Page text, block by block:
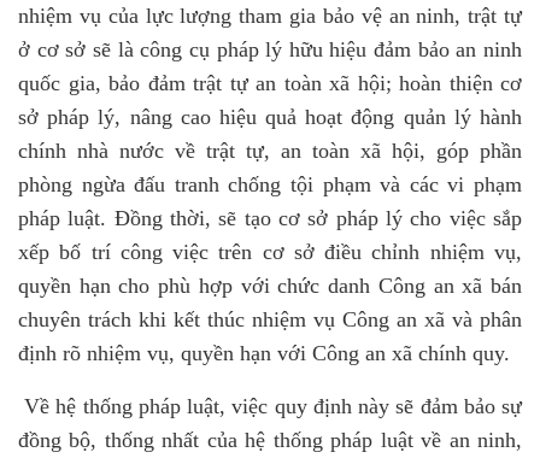
nhiệm vụ của lực lượng tham gia bảo vệ an ninh, trật tự
ở cơ sở sẽ là công cụ pháp lý hữu hiệu đảm bảo an ninh
quốc gia, bảo đảm trật tự an toàn xã hội; hoàn thiện cơ
sở pháp lý, nâng cao hiệu quả hoạt động quản lý hành
chính nhà nước về trật tự, an toàn xã hội, góp phần
phòng ngừa đấu tranh chống tội phạm và các vi phạm
pháp luật. Đồng thời, sẽ tạo cơ sở pháp lý cho việc sắp
xếp bố trí công việc trên cơ sở điều chỉnh nhiệm vụ,
quyền hạn cho phù hợp với chức danh Công an xã bán
chuyên trách khi kết thúc nhiệm vụ Công an xã và phân
định rõ nhiệm vụ, quyền hạn với Công an xã chính quy.
Về hệ thống pháp luật, việc quy định này sẽ đảm bảo sự
đồng bộ, thống nhất của hệ thống pháp luật về an ninh,